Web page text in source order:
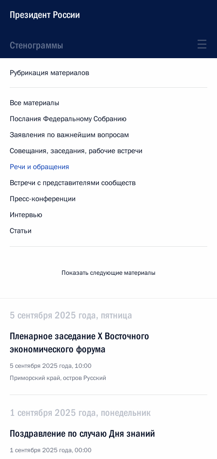
Президент России
Стенограммы
Рубрикация материалов
Все материалы
Послания Федеральному Собранию
Заявления по важнейшим вопросам
Совещания, заседания, рабочие встречи
Речи и обращения
Встречи с представителями сообществ
Пресс-конференции
Интервью
Статьи
Показать следующие материалы
5 сентября 2025 года, пятница
Пленарное заседание X Восточного
экономического форума
5 сентября 2025 года, 10:00
Приморский край, остров Русский
1 сентября 2025 года, понедельник
Поздравление по случаю Дня знаний
1 сентября 2025 года, 00:00